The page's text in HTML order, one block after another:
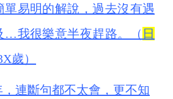
單易明的解說，過去沒有遇
…我很樂意半夜趕路。（ 日
歲）
連斷句都不太會，更不知